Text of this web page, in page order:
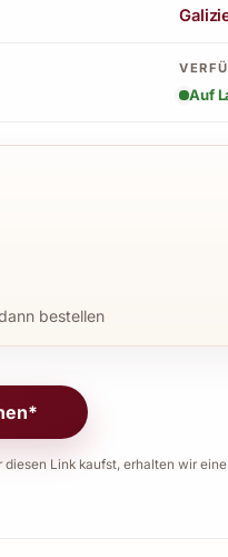
Auf
bestellen
Link kaufst, erhalten wir